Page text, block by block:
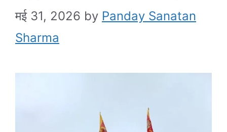
मई 31, 2026 by Panday Sanatan
Sharma